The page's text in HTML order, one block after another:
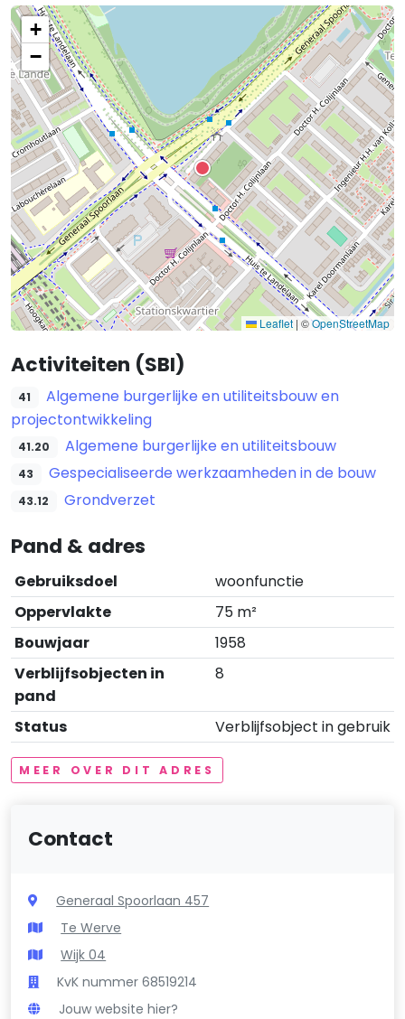
+
−
Leaflet | ©OpenStreetMap
Activiteiten (SBI)
41
Algemene burgerlijke en utiliteitsbouw en
projectontwikkeling
41.20 Algemene burgerlijke en utiliteitsbouw
43 Gespecialiseerde werkzaamheden in de bouw
43.12 Grondverzet
Pand & adres
Gebruiksdoel
woonfunctie
Oppervlakte
75 m²
Bouwjaar
1958
Verblijfsobjecten in
pand
8
Status Verblijfsobject in gebruik
MEER OVER DIT ADRES
Contact
Generaal Spoorlaan 457
Te Werve
Wijk 04
KvK nummer 68519214
Jouw website hier?